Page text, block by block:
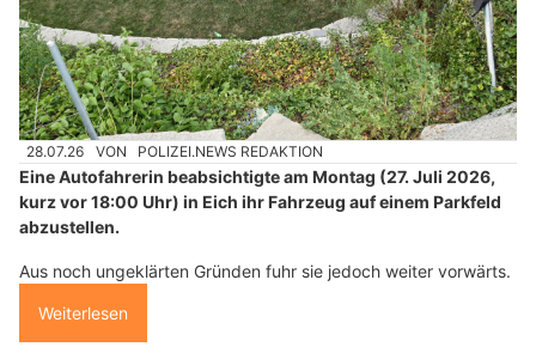
28.07.26 VON POLIZEI.NEWS REDAKTION
Eine Autofahrerin beabsichtigte am Montag (27. Juli 2026,
kurz vor 18:00 Uhr) in Eich ihr Fahrzeug auf einem Parkfeld
abzustellen.
Aus noch ungeklärten Gründen fuhr sie jedoch weiter vorwärts.
Weiterlesen